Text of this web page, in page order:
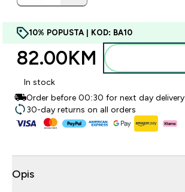
10% POPUSTA | KOD: BA10
82.00KM‎
In stock
Order before 00:30 for next day delivery
30-day returns on all orders
Opis